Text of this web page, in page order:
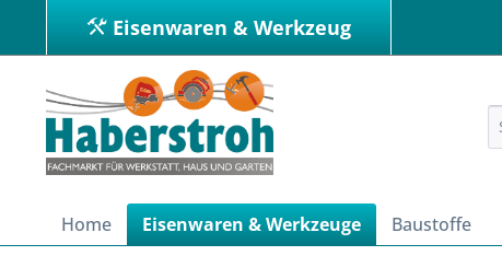
Eisenwaren & Werkzeug
Home Eisenwaren & Werkzeuge Baustoffe